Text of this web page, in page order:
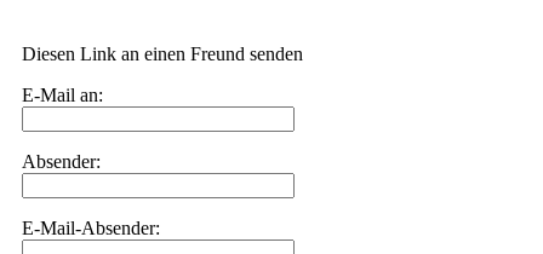
Diesen Link an einen Freund senden
E-Mail an:
Absender:
E-Mail-Absender: